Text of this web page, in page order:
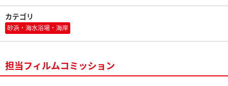
カテゴリ
砂浜・海水浴場・海岸
担当フィルムコミッション